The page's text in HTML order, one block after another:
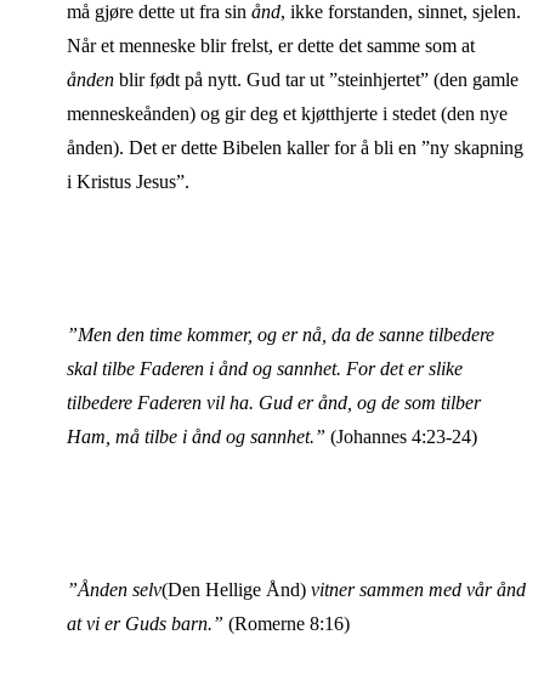
må gjøre dette ut fra sin ånd, ikke forstanden, sinnet, sjelen.
Når et menneske blir frelst, er dette det samme som at
ånden blir født på nytt. Gud tar ut ”steinhjertet” (den gamle
menneskeånden) og gir deg et kjøtthjerte i stedet (den nye
ånden). Det er dette Bibelen kaller for å bli en ”ny skapning
i Kristus Jesus”.
”Men den time kommer, og er nå, da de sanne tilbedere
skal tilbe Faderen i ånd og sannhet. For det er slike
tilbedere Faderen vil ha. Gud er ånd, og de som tilber
Ham, må tilbe i ånd og sannhet.” (Johannes 4:23-24)
”Ånden selv(Den Hellige Ånd) vitner sammen med vår ånd
at vi er Guds barn.” (Romerne 8:16)